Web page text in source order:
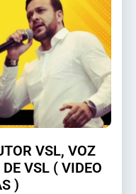
VSL, VOZ
VSL ( VIDEO
)